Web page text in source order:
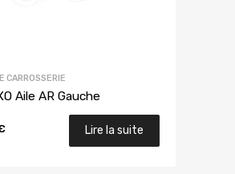
CARROSSERIE
Aile AR Gauche
Lire la suite